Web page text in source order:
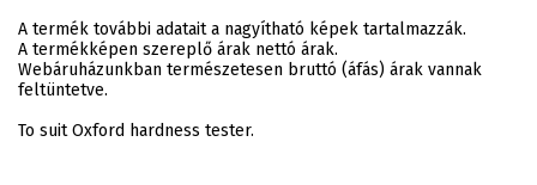
A termék további adatait a nagyítható képek tartalmazzák.
A termékképen szereplő árak nettó árak.
Webáruházunkban természetesen bruttó (áfás) árak vannak
feltüntetve.
To suit Oxford hardness tester.